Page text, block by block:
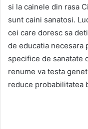
si la cainele din rasa
sunt caini sanatosi.
cei care doresc sa
de educatia necesara
specifice de sanatate
renume va testa
reduce probabilitatea